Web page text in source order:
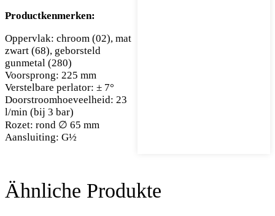
Productkenmerken:
Oppervlak: chroom (02), mat
zwart (68), geborsteld
gunmetal (280)
Voorsprong: 225 mm
Verstelbare perlator: ± 7°
Doorstroomhoeveelheid: 23
l/min (bij 3 bar)
Rozet: rond ∅ 65 mm
Aansluiting: G½
Ähnliche Produkte